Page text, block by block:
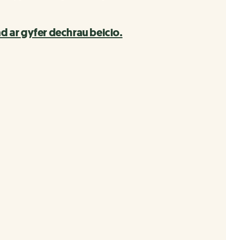
ar gyfer dechrau beicio.